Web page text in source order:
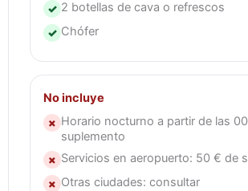
✓ 2 botellas de cava o refrescos
✓ Chófer
No incluye
× Horario nocturno a partir de las
suplemento
× Servicios en aeropuerto: 50 € de
× Otras ciudades: consultar